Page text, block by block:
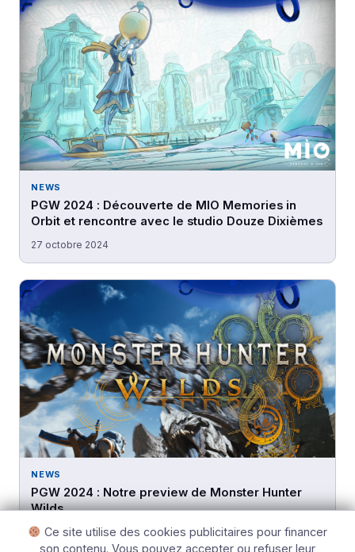
NEWS
PGW 2024 : Découverte de MIO Memories in
Orbit et rencontre avec le studio Douze Dixièmes
27 octobre 2024
NEWS
PGW 2024 : Notre preview de Monster Hunter
Wilds
27 octobre 2024
Ce site utilise des cookies publicitaires pour financer
son contenu. Vous pouvez accepter ou refuser leur